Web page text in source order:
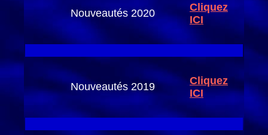
Nouveautés 2020
Cliquez
ICI
Nouveautés 2019
Cliquez
ICI